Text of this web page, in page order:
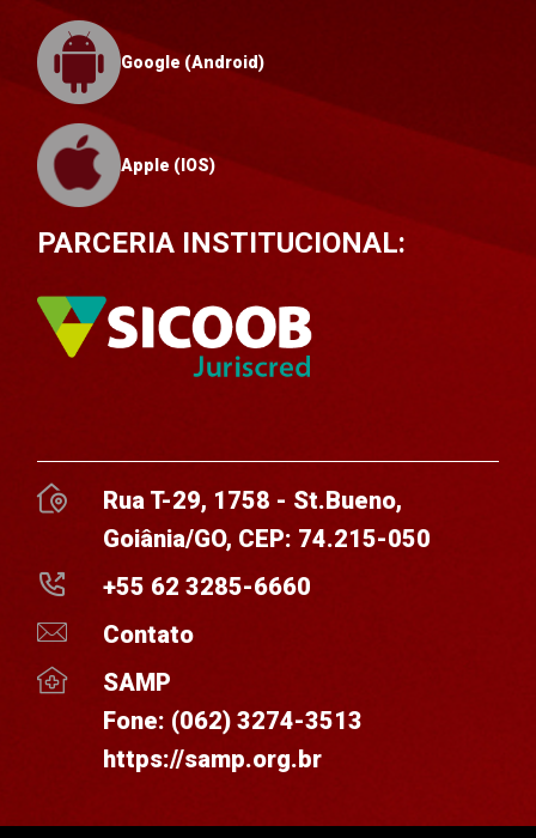
Google (Android)
Apple (IOS)
PARCERIA INSTITUCIONAL:
Rua T-29, 1758 - St.Bueno,
Goiânia/GO, CEP: 74.215-050
+55 62 3285-6660
Contato
SAMP
Fone: (062) 3274-3513
https://samp.org.br